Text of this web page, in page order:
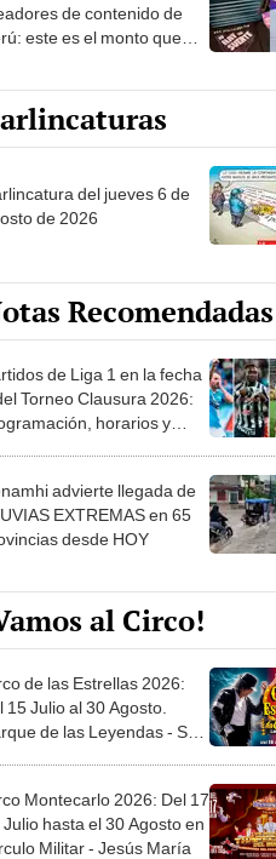
de contenido de
este es el monto que
vistas
del jueves 6 de
de 2026
Recomendadas
de Liga 1 en la fecha
Torneo Clausura 2026:
horarios y
advierte llegada de
EXTREMAS en 65
desde HOY
al Circo!
de las Estrellas 2026:
15 Julio al 30 Agosto.
de las Leyendas - San
Montecarlo 2026: Del 17
Julio hasta el 30 Agosto en
Militar - Jesús María